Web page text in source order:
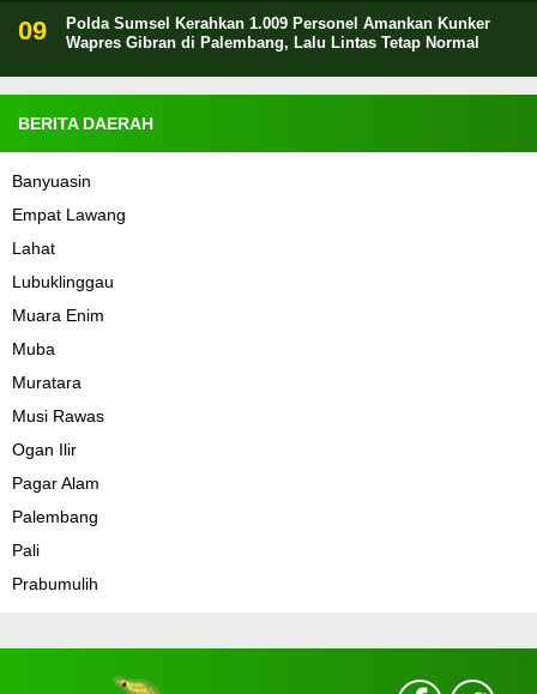
Polda Sumsel Kerahkan 1.009 Personel Amankan Kunker
Wapres Gibran di Palembang, Lalu Lintas Tetap Normal
BERITA DAERAH
Banyuasin
Empat Lawang
Lahat
Lubuklinggau
Muara Enim
Muba
Muratara
Musi Rawas
Ogan Ilir
Pagar Alam
Palembang
Pali
Prabumulih